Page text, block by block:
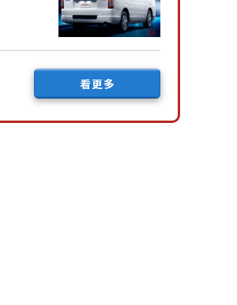
車
年」
看更多